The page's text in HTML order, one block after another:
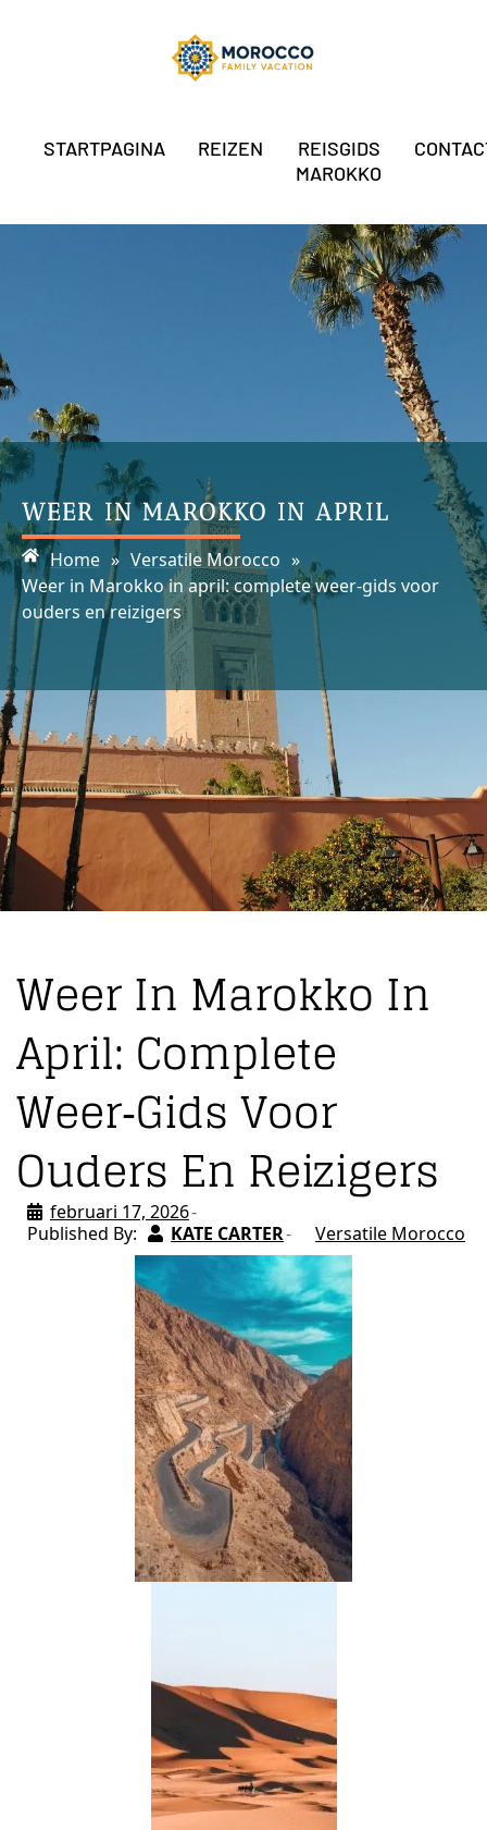
STARTPAGINA REIZEN
REISGIDS
MAROKKO
WEER IN MAROKKO IN APRIL
Home » Versatile Morocco »
Weer in Marokko in april: complete weer‑gids voor
ouders en reizigers
Weer In Marokko In
April: Complete
Weer‑gids Voor
Ouders En Reizigers
februari 17, 2026
Published By:
KATE CARTER Versatile Morocco